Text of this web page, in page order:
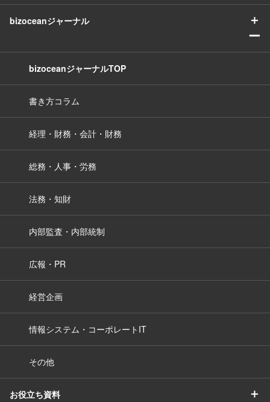
bizoceanジャーナル
＋
ー
bizoceanジャーナルTOP
書き方コラム
経理・財務・会計・財務
総務・人事・労務
法務・知財
内部監査・内部統制
広報・PR
経営企画
情報システム・コーポレートIT
その他
お役立ち資料
＋